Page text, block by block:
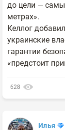
до цели —
метрах».
Келлог
украинские
гарантии
«предстоит
628
Илья